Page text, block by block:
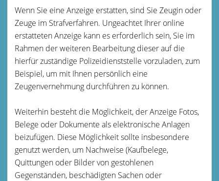
Wenn Sie eine Anzeige erstatten, sind Sie Zeugin oder
Zeuge im Strafverfahren. Ungeachtet Ihrer online
erstatteten Anzeige kann es erforderlich sein, Sie im
Rahmen der weiteren Bearbeitung dieser auf die
hierfür zuständige Polizeidienststelle vorzuladen, zum
Beispiel, um mit Ihnen persönlich eine
Zeugenvernehmung durchführen zu können.
Weiterhin besteht die Möglichkeit, der Anzeige Fotos,
Belege oder Dokumente als elektronische Anlagen
beizufügen. Diese Möglichkeit sollte insbesondere
genutzt werden, um Nachweise (Kaufbelege,
Quittungen oder Bilder von gestohlenen
Gegenständen, beschädigten Sachen oder